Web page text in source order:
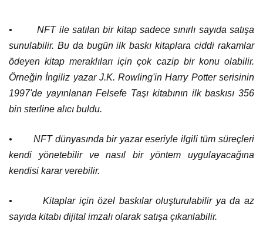
• NFT ile satılan bir kitap sadece sınırlı sayıda satışa
sunulabilir. Bu da bugün ilk baskı kitaplara ciddi rakamlar
ödeyen kitap meraklıları için çok cazip bir konu olabilir.
Örneğin İngiliz yazar J.K. Rowling'in Harry Potter serisinin
1997'de yayınlanan Felsefe Taşı kitabının ilk baskısı 356
bin sterline alıcı buldu.
• NFT dünyasında bir yazar eseriyle ilgili tüm süreçleri
kendi yönetebilir ve nasıl bir yöntem uygulayacağına
kendisi karar verebilir.
• Kitaplar için özel baskılar oluşturulabilir ya da az
sayıda kitabı dijital imzalı olarak satışa çıkarılabilir.